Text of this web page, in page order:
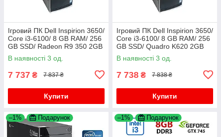
Ігровий ПК Dell Inspirion 3650/
Core i3-6100/ 8 GB RAM/ 256
GB SSD/ Radeon R9 350 2GB
В наявності 3 од.
7 737 ₴ 7 837 ₴
Купити
Ігровий ПК Dell Inspirion 3650/
Core i3-6100/ 8 GB RAM/ 256
GB SSD/ Quadro K620 2GB
В наявності 3 од.
7 738 ₴ 7 838 ₴
Купити
–1% Подарунок –1% Подарунок